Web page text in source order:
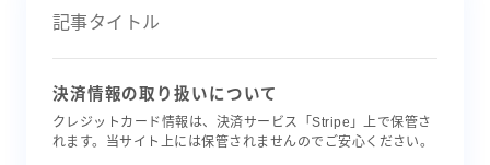
記事タイトル
決済情報の取り扱いについて
クレジットカード情報は、決済サービス「Stripe」上で保管さ
れます。当サイト上には保管されませんのでご安心ください。